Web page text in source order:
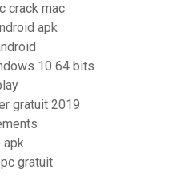
crack mac
apk
10 64 bits
gratuit 2019
apk
gratuit